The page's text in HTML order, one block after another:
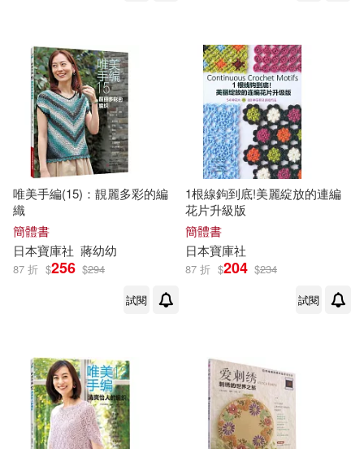
（英）托馬斯·哈代(1)
（英）羅斯·柯林斯(1)
（英）薩克雷(1)
（英）邁克爾·羅森(1)
（西漢）劉向(1)
（韓）申賢珠(1)
唯美手編(15)：靚麗多彩的編
織
簡體書
日本寶庫社 蔣幼幼
87 折 $256 $294
試閱
1根線鉤到底!美麗綻放的連編
花片升級版
簡體書
日本寶庫社
87 折 $204 $234
試閱